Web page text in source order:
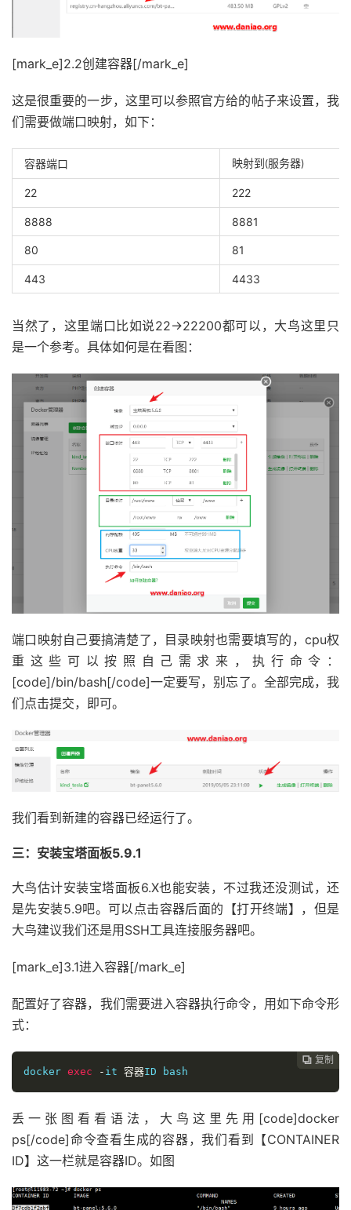
[mark_e]2.2创建容器[/mark_e]
这是很重要的一步，这里可以参照官方给的帖子来设置，我
们需要做端口映射，如下：
容器端口 映射到(服务器)
22 222
8888 8881
80 81
443 4433
当然了，这里端口比如说22→22200都可以，大鸟这里只
是一个参考。具体如何是在看图：
端口映射自己要搞清楚了，目录映射也需要填写的，cpu权
重这些可以按照自己需求来，执行命令：
[code]/bin/bash[/code]一定要写，别忘了。全部完成，我
们点击提交，即可。
我们看到新建的容器已经运行了。
三：安装宝塔面板5.9.1
大鸟估计安装宝塔面板6.X也能安装，不过我还没测试，还
是先安装5.9吧。可以点击容器后面的【打开终端】，但是
大鸟建议我们还是用SSH工具连接服务器吧。
[mark_e]3.1进入容器[/mark_e]
配置好了容器，我们需要进入容器执行命令，用如下命令形
式：
 复制
 复制
 复制
 复制
 复制
docker exec - it 容器ID bash
丢一张图看看语法，大鸟这里先用[code]docker
ps[/code]命令查看生成的容器，我们看到【CONTAINER
ID】这一栏就是容器ID。如图